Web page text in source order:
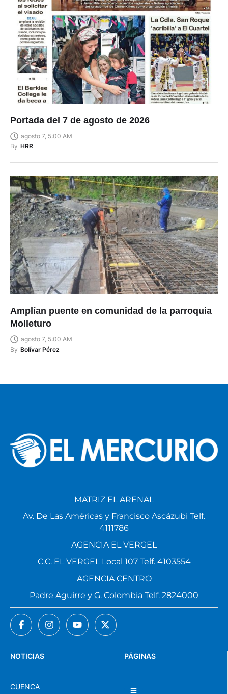
Portada del 7 de agosto de 2026
agosto 7, 5:00 AM
By HRR
Amplían puente en comunidad de la parroquia
Molleturo
agosto 7, 5:00 AM
By Bolívar Pérez
PÁGINAS
NOTICIAS
CUENCA
MATRIZ EL ARENAL
Av. De Las Américas y Francisco Ascázubi Telf.
4111786
AGENCIA EL VERGEL
C.C. EL VERGEL Local 107 Telf. 4103554
AGENCIA CENTRO
Padre Aguirre y G. Colombia Telf. 2824000